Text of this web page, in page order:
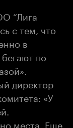
“Лига
с тем, что
в
по
директор
«У
места. Еще